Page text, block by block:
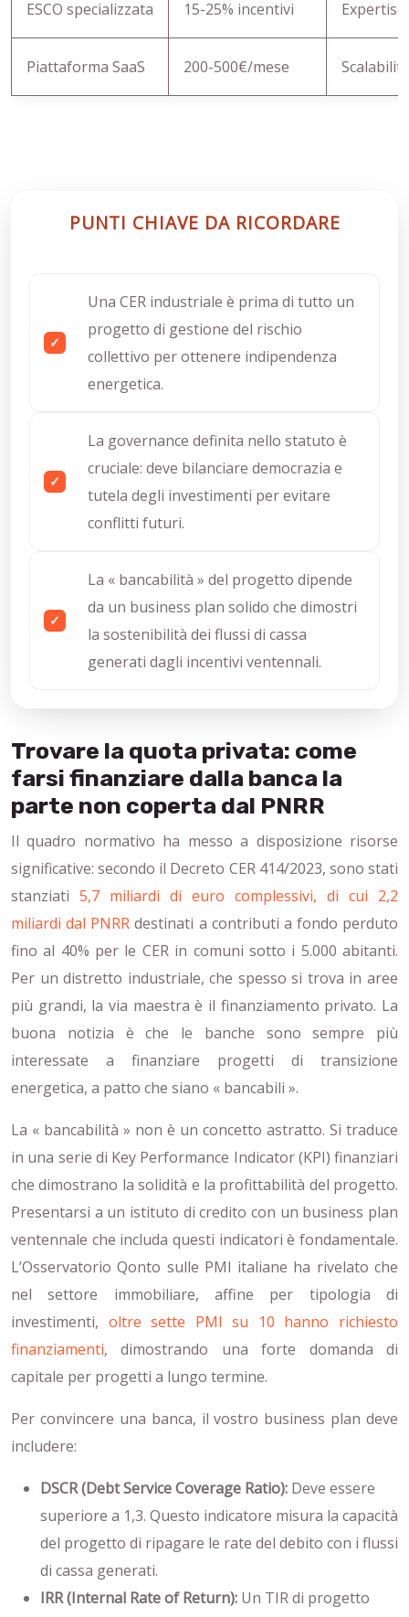
ESCO specializzata 15-25% incentivi
Piattaforma SaaS 200-500€/mese
PUNTI CHIAVE DA RICORDARE
Una CER industriale è prima di tutto un
progetto di gestione del rischio
collettivo per ottenere indipendenza
energetica.
La governance definita nello statuto è
cruciale: deve bilanciare democrazia e
tutela degli investimenti per evitare
conflitti futuri.
La « bancabilità » del progetto dipende
da un business plan solido che dimostri
la sostenibilità dei flussi di cassa
generati dagli incentivi ventennali.
Trovare la quota privata: come
farsi finanziare dalla banca la
parte non coperta dal PNRR
Il quadro normativo ha messo a disposizione risorse
significative: secondo il Decreto CER 414/2023, sono stati
stanziati 5,7 miliardi di euro complessivi, di cui 2,2
miliardi dal PNRR destinati a contributi a fondo perduto
fino al 40% per le CER in comuni sotto i 5.000 abitanti.
Per un distretto industriale, che spesso si trova in aree
più grandi, la via maestra è il finanziamento privato. La
buona notizia è che le banche sono sempre più
interessate a finanziare progetti di transizione
energetica, a patto che siano « bancabili ».
La « bancabilità » non è un concetto astratto. Si traduce
in una serie di Key Performance Indicator (KPI) finanziari
che dimostrano la solidità e la profittabilità del progetto.
Presentarsi a un istituto di credito con un business plan
ventennale che includa questi indicatori è fondamentale.
L’Osservatorio Qonto sulle PMI italiane ha rivelato che
nel settore immobiliare, affine per tipologia di
investimenti, oltre sette PMI su 10 hanno richiesto
finanziamenti, dimostrando una forte domanda di
capitale per progetti a lungo termine.
Per convincere una banca, il vostro business plan deve
includere:
DSCR (Debt Service Coverage Ratio): Deve essere
superiore a 1,3. Questo indicatore misura la capacità
del progetto di ripagare le rate del debito con i flussi
di cassa generati.
IRR (Internal Rate of Return): Un TIR di progetto